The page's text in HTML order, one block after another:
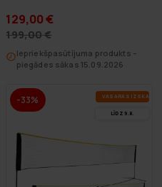
129,00 €
199,00 €
Iepriekšpasūtījuma produkts –
piegādes sākas 15.09.2026
-33% VA­SA­RAS IZ­SKA­ŅA
LĪDZ 9.8.